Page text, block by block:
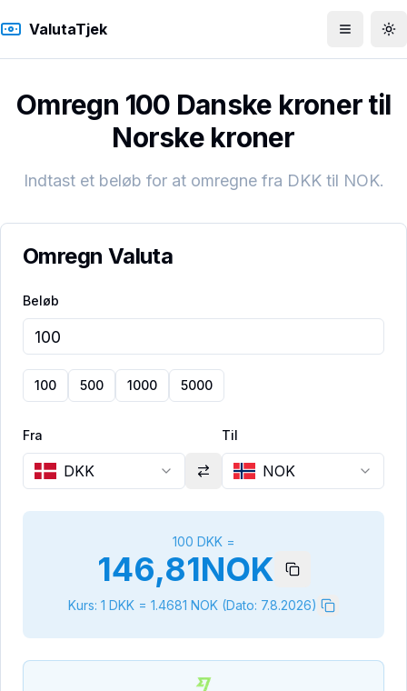
ValutaTjek Åbn menu
Omregn 100 Danske kroner til
Norske kroner
Indtast et beløb for at omregne fra DKKtil NOK.
Omregn Valuta
Beløb
100 500 1000 5000
Fra
DKK
Til
NOK
100 DKK=
146,81NOK
Kurs: 1 DKK = 1.4681 NOK (Dato: 7.8.2026)